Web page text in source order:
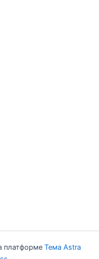
платформе Тема Astra